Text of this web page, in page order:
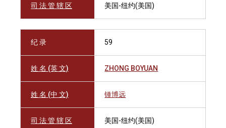
司 法 管 辖 区 美国-纽约(美国)
纪 录 59
姓 名 (英 文) ZHONG BOYUAN
姓 名 (中 文) 锺博远
司 法 管 辖 区 美国-纽约(美国)